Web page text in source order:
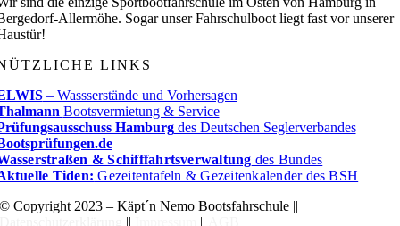
Allermöhe. Sogar unser Fahrschulboot liegt fast vor unserer
LINKS
– Wassserstände und Vorhersagen
Bootsvermietung & Service
Hamburgdes Deutschen Seglerverbandes
& Schifffahrtsverwaltung des Bundes
Tiden: Gezeitentafeln & Gezeitenkalender des BSH
© Copyright 2023 – Käpt´n Nemo Bootsfahrschule ||
|| ||